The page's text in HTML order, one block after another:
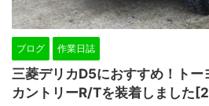
ブログ 作業日誌
三菱デリカD5におすすめ！トー
カントリーR/Tを装着しました